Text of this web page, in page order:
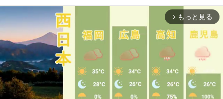
arrow_forward_ios もっと見る